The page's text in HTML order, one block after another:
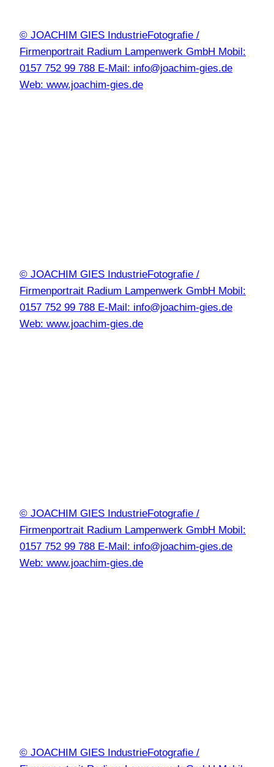
© JOACHIM GIES IndustrieFotografie /
Firmenportrait Radium Lampenwerk GmbH Mobil:
0157 752 99 788 E-Mail: info@joachim-gies.de
Web: www.joachim-gies.de
© JOACHIM GIES IndustrieFotografie /
Firmenportrait Radium Lampenwerk GmbH Mobil:
0157 752 99 788 E-Mail: info@joachim-gies.de
Web: www.joachim-gies.de
© JOACHIM GIES IndustrieFotografie /
Firmenportrait Radium Lampenwerk GmbH Mobil:
0157 752 99 788 E-Mail: info@joachim-gies.de
Web: www.joachim-gies.de
© JOACHIM GIES IndustrieFotografie /